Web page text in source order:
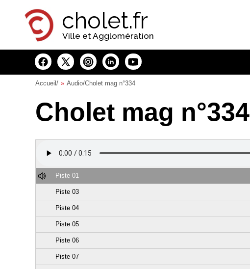
cholet.fr
Ville et Agglomération
Accueil / Audio/Cholet mag n°334
Cholet mag n°334
Piste 01
Piste 03
Piste 04
Piste 05
Piste 06
Piste 07